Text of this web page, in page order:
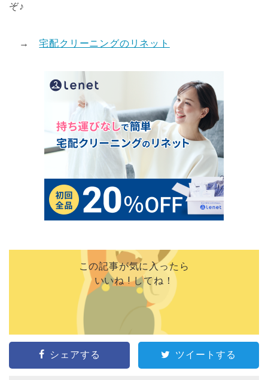
ぞ♪
→宅配クリーニングのリネット
この記事が気に入ったら
いいね ! してね！
シェアする ツイートする